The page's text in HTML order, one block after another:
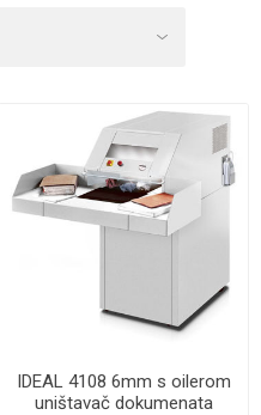
IDEAL 4108 6mm s oilerom
uništavač dokumenata